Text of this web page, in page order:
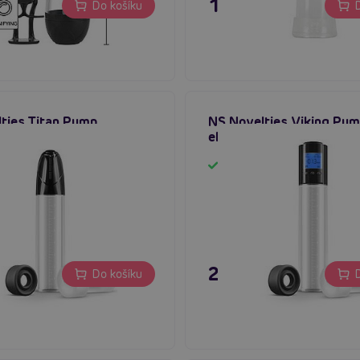
Do košíku 1 595 Kč
Titan Pump,
pumpa
Do košíku
NS Novelties Viking
elektrická penis pumpa
2 895 Kč